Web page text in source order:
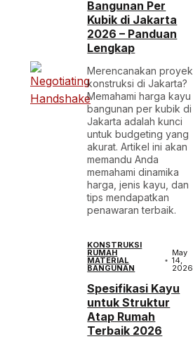
Bangunan Per
Kubik di Jakarta
2026 – Panduan
Lengkap
Merencanakan proyek
konstruksi di Jakarta?
Memahami harga kayu
bangunan per kubik di
Jakarta adalah kunci
untuk budgeting yang
akurat. Artikel ini akan
memandu Anda
memahami dinamika
harga, jenis kayu, dan
tips mendapatkan
penawaran terbaik.
KONSTRUKSI
RUMAH
MATERIAL
BANGUNAN
May
14,
2026
Spesifikasi Kayu
untuk Struktur
Atap Rumah
Terbaik 2026